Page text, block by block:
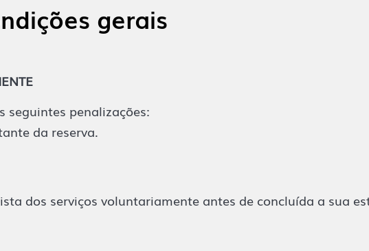
gerais
seguintes penalizações:
da reserva.
dos serviços voluntariamente antes de concluída a sua